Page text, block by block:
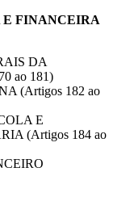
E FINANCEIRA
DA
ao 181)
(Artigos 182 ao
E
(Artigos 184 ao